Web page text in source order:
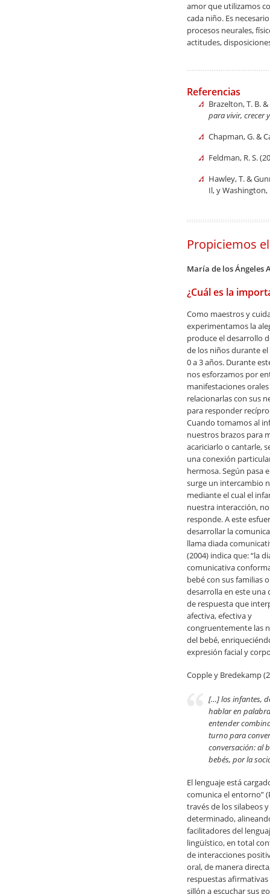
amor que utilizamos
cada niño. Es
procesos neurales,
actitudes,
Referencias
Brazelton, T. B.
para vivir, crecer
Chapman, G. &
Feldman, R. S.
Hawley, T. &
Il, y Washington,
Propiciemos
María de los Ángeles
¿Cuál es la
Como maestros y
experimentamos la
produce el desarrollo
de los niños durante
0 a 3 años. Durante
nos esforzamos por
manifestaciones
relacionarlas con sus
para responder
Cuando tomamos al
nuestros brazos para
acariciarlo o cantarle,
una conexión
hermosa. Según pasa
surge un intercambio
mediante el cual el
nuestra interacción,
responde. A este
desarrollar la
llama diada
(2004) indica que: “la
comunicativa
bebé con sus familias
desarrolla en este una
de respuesta que
afectiva, efectiva y
congruentemente las
del bebé,
expresión facial y
Copple y Bredekamp
[…] los infantes,
hablar en
entender
turno para
conversación: al
bebés, por la
El lenguaje está
comunica el entorno”
través de los silabeos
determinado,
facilitadores del
lingüístico, en total
de interacciones
oral, de manera
respuestas
sillón a escuchar sus